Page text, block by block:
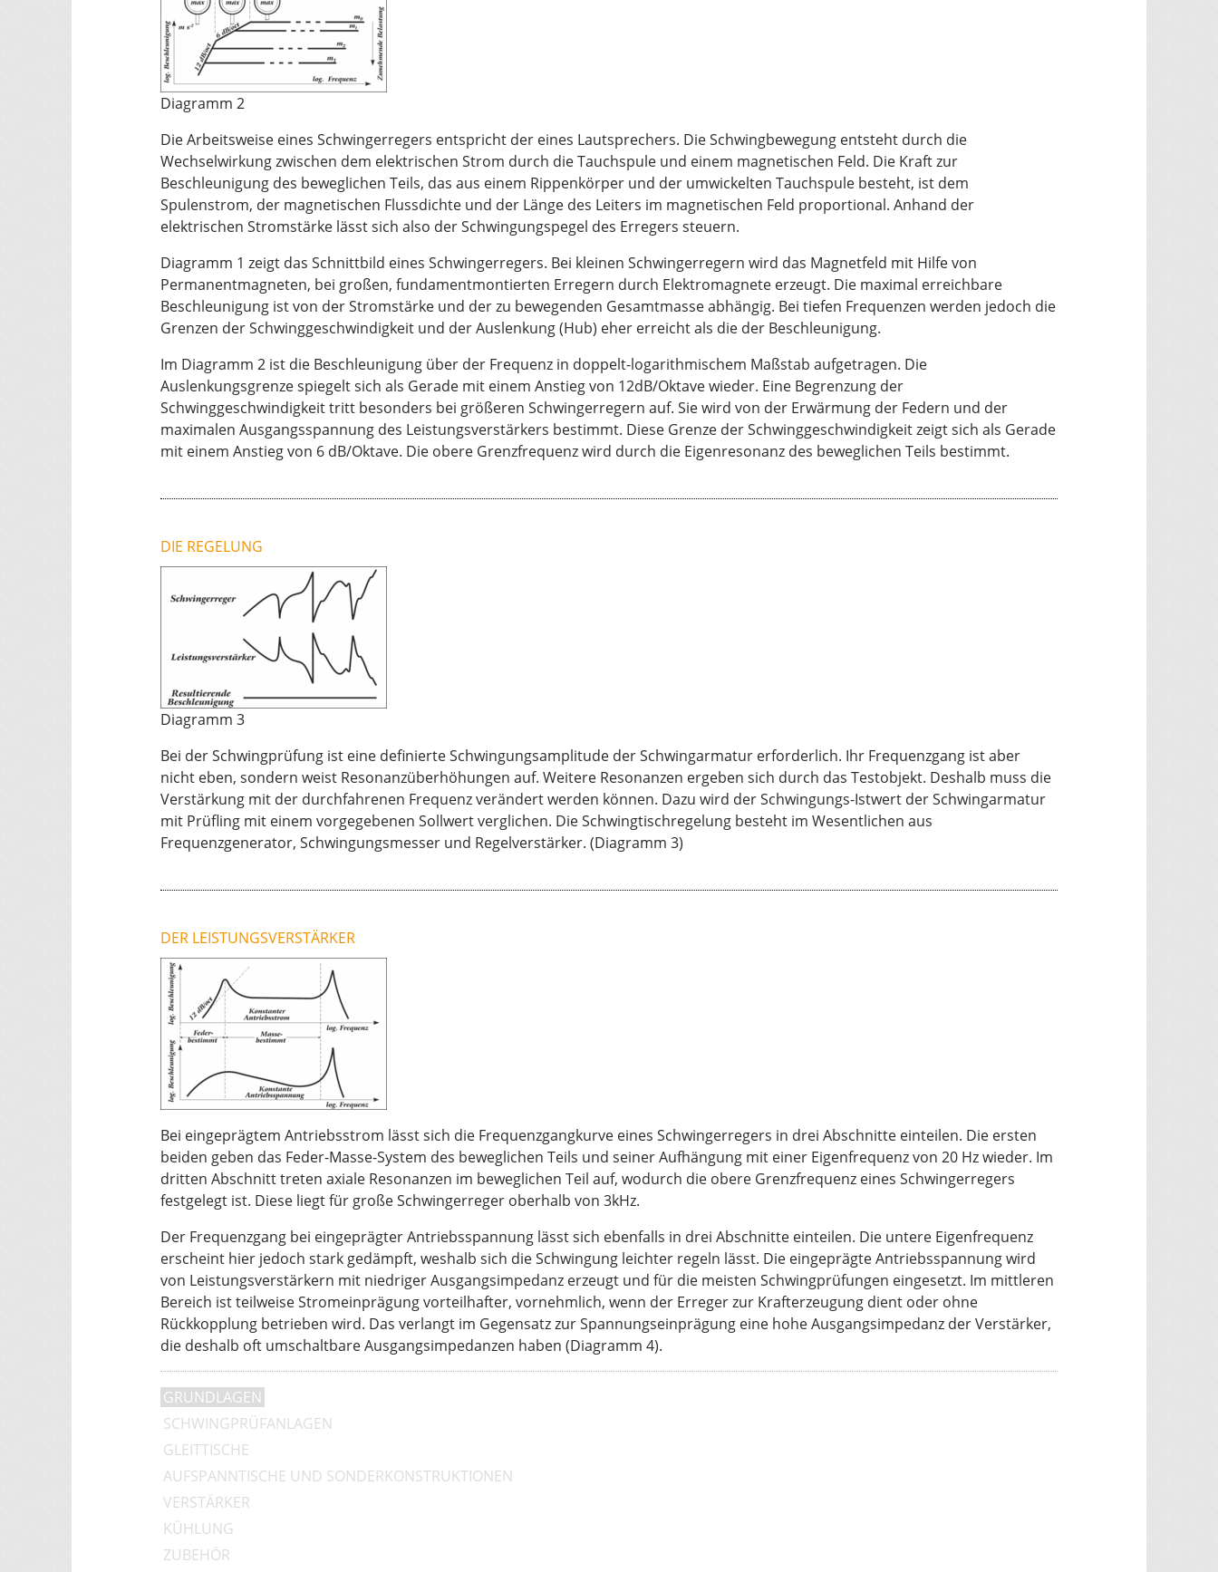
Diagramm 2
Die Arbeitsweise eines Schwingerregers entspricht der eines Lautsprechers. Die Schwingbewegung entsteht durch die
Wechselwirkung zwischen dem elektrischen Strom durch die Tauchspule und einem magnetischen Feld. Die Kraft zur
Beschleunigung des beweglichen Teils, das aus einem Rippenkörper und der umwickelten Tauchspule besteht, ist dem
Spulenstrom, der magnetischen Flussdichte und der Länge des Leiters im magnetischen Feld proportional. Anhand der
elektrischen Stromstärke lässt sich also der Schwingungspegel des Erregers steuern.
Diagramm 1 zeigt das Schnittbild eines Schwingerregers. Bei kleinen Schwingerregern wird das Magnetfeld mit Hilfe von
Permanentmagneten, bei großen, fundamentmontierten Erregern durch Elektromagnete erzeugt. Die maximal erreichbare
Beschleunigung ist von der Stromstärke und der zu bewegenden Gesamtmasse abhängig. Bei tiefen Frequenzen werden jedoch die
Grenzen der Schwinggeschwindigkeit und der Auslenkung (Hub) eher erreicht als die der Beschleunigung.
Im Diagramm 2 ist die Beschleunigung über der Frequenz in doppelt-logarithmischem Maßstab aufgetragen. Die
Auslenkungsgrenze spiegelt sich als Gerade mit einem Anstieg von 12dB/Oktave wieder. Eine Begrenzung der
Schwinggeschwindigkeit tritt besonders bei größeren Schwingerregern auf. Sie wird von der Erwärmung der Federn und der
maximalen Ausgangsspannung des Leistungsverstärkers bestimmt. Diese Grenze der Schwinggeschwindigkeit zeigt sich als Gerade
mit einem Anstieg von 6 dB/Oktave. Die obere Grenzfrequenz wird durch die Eigenresonanz des beweglichen Teils bestimmt.
DIE REGELUNG
Diagramm 3
Bei der Schwingprüfung ist eine definierte Schwingungsamplitude der Schwingarmatur erforderlich. Ihr Frequenzgang ist aber
nicht eben, sondern weist Resonanzüberhöhungen auf. Weitere Resonanzen ergeben sich durch das Testobjekt. Deshalb muss die
Verstärkung mit der durchfahrenen Frequenz verändert werden können. Dazu wird der Schwingungs-Istwert der Schwingarmatur
mit Prüfling mit einem vorgegebenen Sollwert verglichen. Die Schwingtischregelung besteht im Wesentlichen aus
Frequenzgenerator, Schwingungsmesser und Regelverstärker. (Diagramm 3)
DER LEISTUNGSVERSTÄRKER
Bei eingeprägtem Antriebsstrom lässt sich die Frequenzgangkurve eines Schwingerregers in drei Abschnitte einteilen. Die ersten
beiden geben das Feder-Masse-System des beweglichen Teils und seiner Aufhängung mit einer Eigenfrequenz von 20 Hz wieder. Im
dritten Abschnitt treten axiale Resonanzen im beweglichen Teil auf, wodurch die obere Grenzfrequenz eines Schwingerregers
festgelegt ist. Diese liegt für große Schwingerreger oberhalb von 3kHz.
Der Frequenzgang bei eingeprägter Antriebsspannung lässt sich ebenfalls in drei Abschnitte einteilen. Die untere Eigenfrequenz
erscheint hier jedoch stark gedämpft, weshalb sich die Schwingung leichter regeln lässt. Die eingeprägte Antriebsspannung wird
von Leistungsverstärkern mit niedriger Ausgangsimpedanz erzeugt und für die meisten Schwingprüfungen eingesetzt. Im mittleren
Bereich ist teilweise Stromeinprägung vorteilhafter, vornehmlich, wenn der Erreger zur Krafterzeugung dient oder ohne
Rückkopplung betrieben wird. Das verlangt im Gegensatz zur Spannungseinprägung eine hohe Ausgangsimpedanz der Verstärker,
die deshalb oft umschaltbare Ausgangsimpedanzen haben (Diagramm 4).
GRUNDLAGEN
SCHWINGPRÜFANLAGEN
GLEITTISCHE
AUFSPANNTISCHE UND SONDERKONSTRUKTIONEN
VERSTÄRKER
KÜHLUNG
ZUBEHÖR